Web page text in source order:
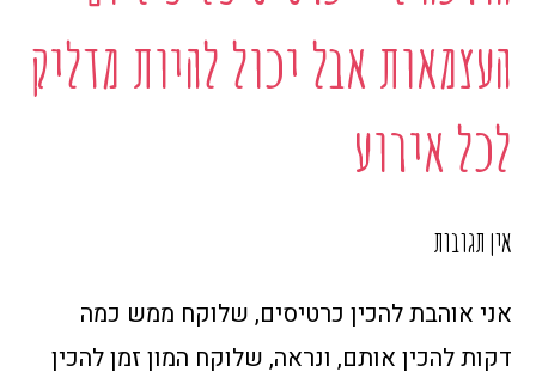
העצמאות אבל יכול להיות מדליק
לכל אירוע
אין תגובות
אני אוהבת להכין כרטיסים, שלוקח ממש כמה
דקות להכין אותם, ונראה, שלוקח המון זמן להכין